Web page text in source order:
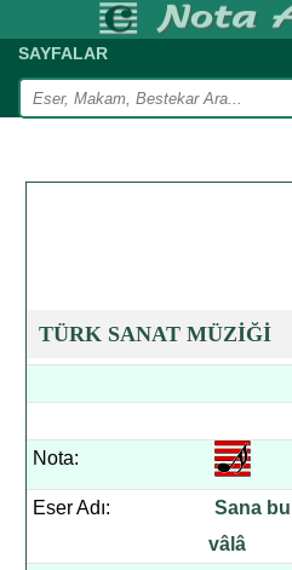
SAYFALAR
TÜRK SANAT MÜZİĞİ
Nota:
Eser Adı:
Sana
vâlâ